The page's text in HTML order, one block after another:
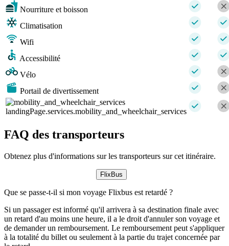
Nourriture et boisson
Climatisation
Wifi
Accessibilité
Vélo
Portail de divertissement
landingPage.services.mobility_and_wheelchair_services
FAQ des transporteurs
Obtenez plus d'informations sur les transporteurs sur cet itinéraire.
FlixBus
Que se passe-t-il si mon voyage Flixbus est retardé ?
Si un passager est informé qu'il arrivera à sa destination finale avec
un retard d'au moins une heure, il a le droit d'annuler son voyage et
de demander un remboursement. Le remboursement peut s'appliquer
à la totalité du billet ou seulement à la partie du trajet concernée par